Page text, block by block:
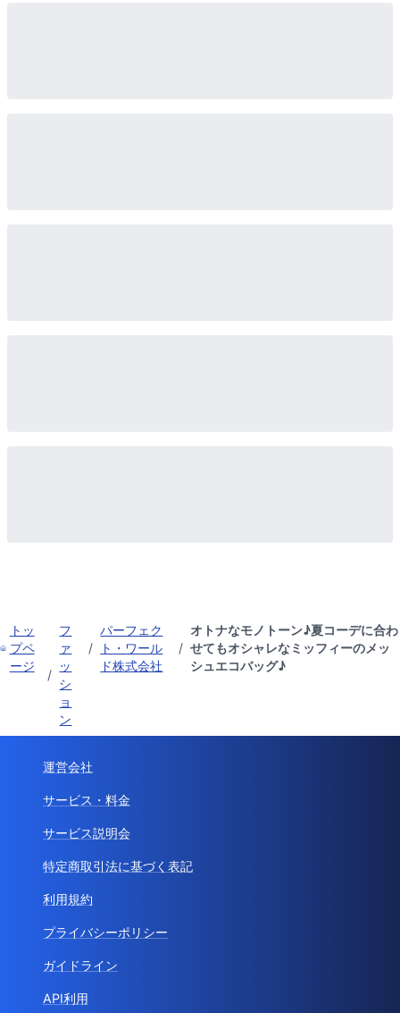
トッ
プペ
ージ
/
フ
ァ
ッ
シ
ョ
ン
/
パーフェク
ト・ワール
ド株式会社
/
オトナなモノトーン♪夏コーデに合わ
せてもオシャレなミッフィーのメッ
シュエコバッグ♪
運営会社
サービス・料金
サービス説明会
特定商取引法に基づく表記
利用規約
プライバシーポリシー
ガイドライン
API利用